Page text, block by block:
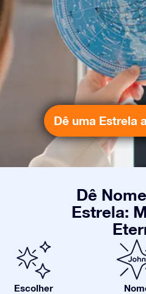
Dê uma Estrela
Dê
Estrela:
Escolher